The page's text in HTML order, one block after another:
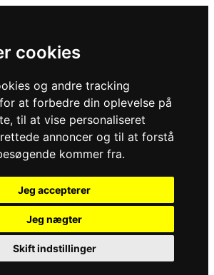
cookies
og andre tracking
at forbedre din oplevelse på
til at vise personaliseret
annoncer og til at forstå
kommer fra.
Jeg accepterer
Jeg nægter
Skift indstillinger